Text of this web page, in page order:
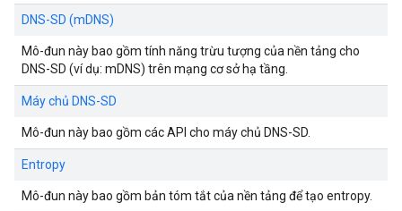
DNS-SD (mDNS)
Mô-đun này bao gồm tính năng trừu tượng của nền tảng cho
DNS-SD (ví dụ: mDNS) trên mạng cơ sở hạ tầng.
Máy chủ DNS-SD
Mô-đun này bao gồm các API cho máy chủ DNS-SD.
Entropy
Mô-đun này bao gồm bản tóm tắt của nền tảng để tạo entropy.